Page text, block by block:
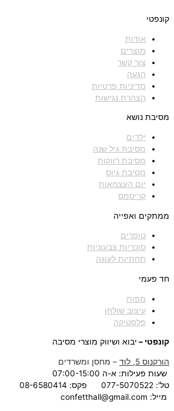
קונפטי
אודות
מוצרים
צור קשר
הגעה
מדיניות פרטיות
הצהרת נגישות
מסיבת נושא
ילדים
מסיבת גיל שנה
מסיבת רווקות
מסיבת גיוס
יום העצמאות
קריסמס
ממתקים ואפייה
טופרים
סוכריות צבעוניות
תחתיות לעוגה
חד פעמי
מפות
עיצוב שולחן
פלסטיקה
קונפטי –יבוא ושיווק מוצרי מסיבה
הורקנוס 5, לוד
– מחסן ומשרדים
שעות פעילות: א-ה 07:00-15:00
טל': 077-5070522
פקס: 08-6580414
מייל:confetthall@gmail.com